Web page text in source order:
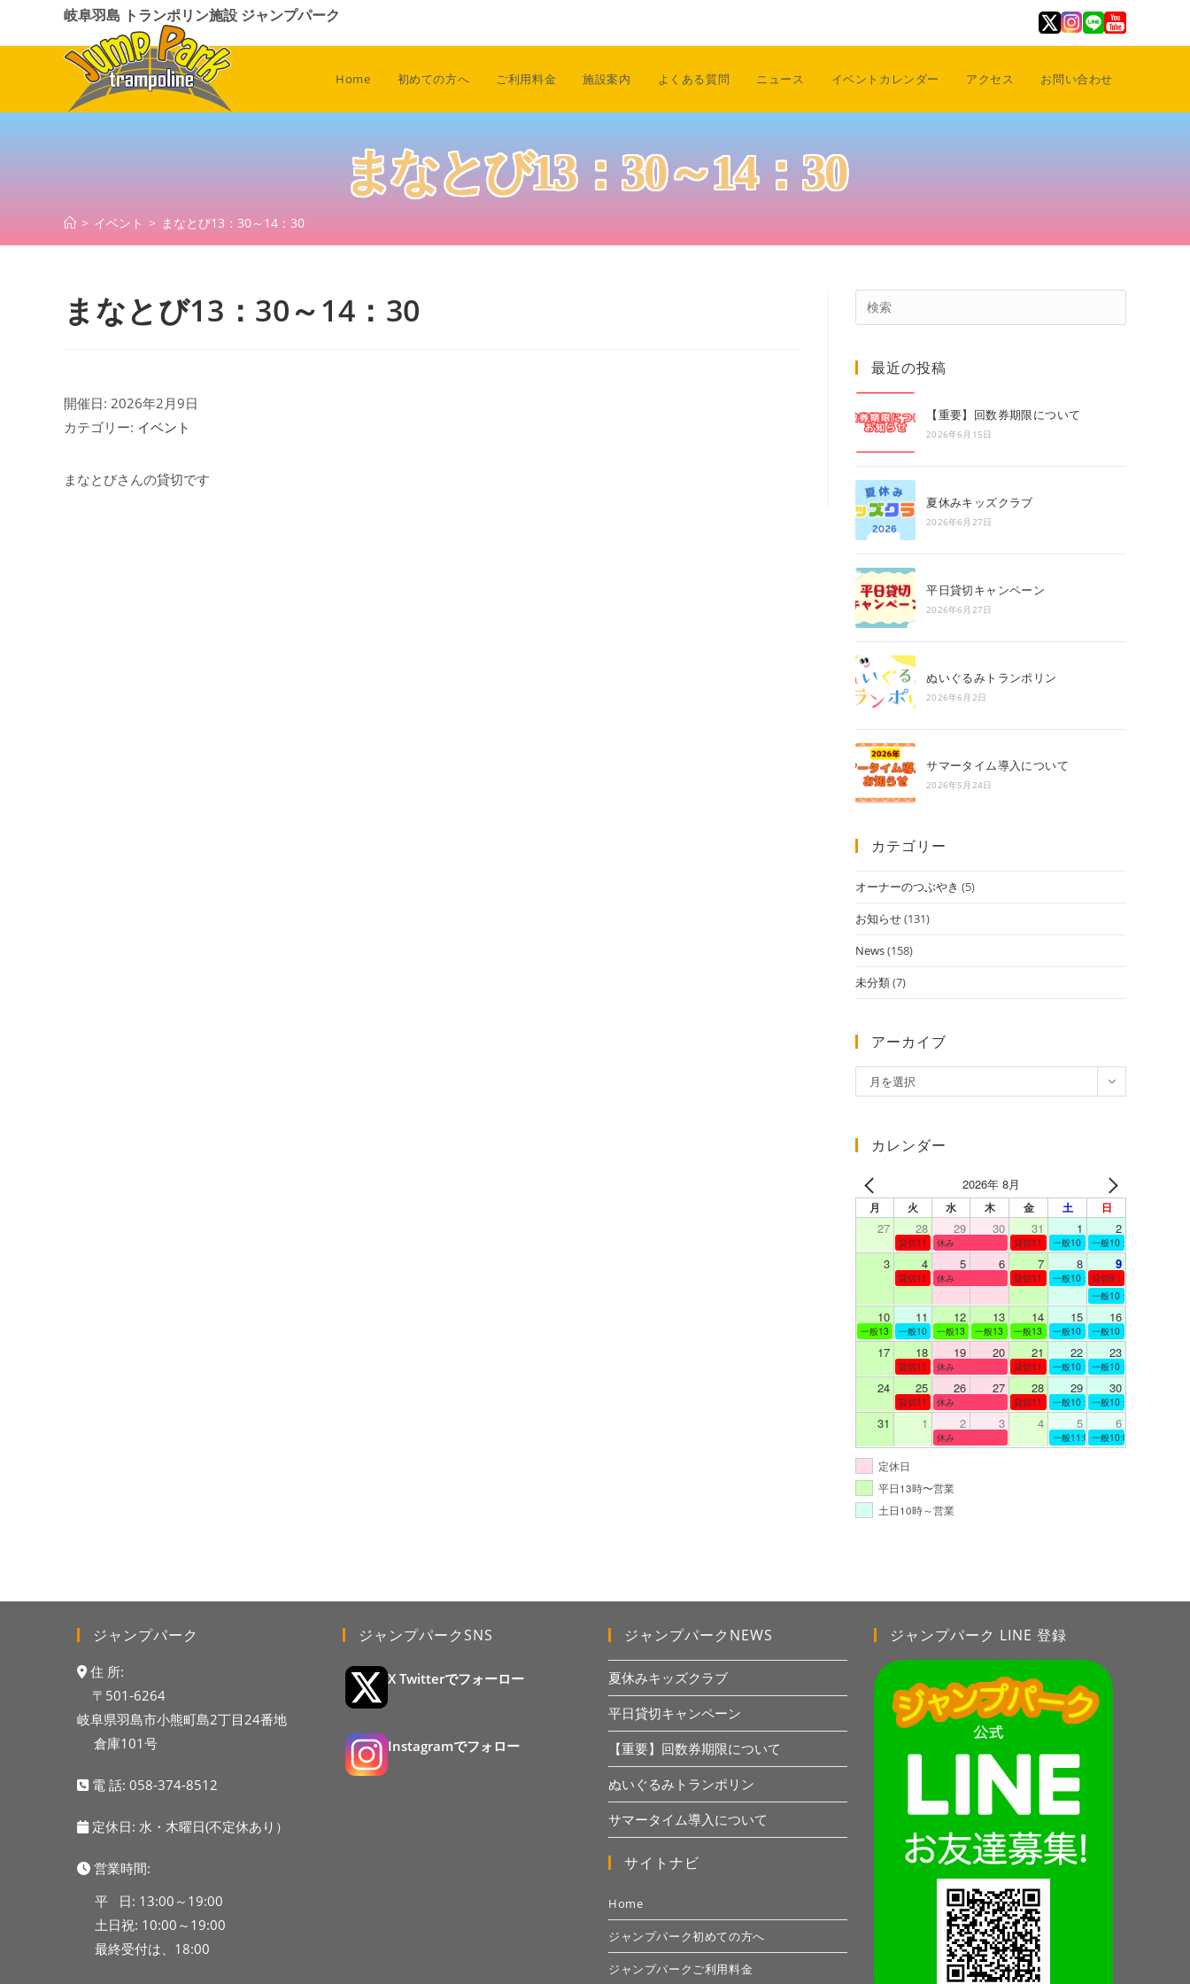
岐阜羽島 トランポリン施設 ジャンプパーク
Home 初めての方へ ご利用料金 施設案内 よくある質問 ニュース イベントカレンダー アクセス お問い合わせ
まなとび13：30～14：30
> イベント > まなとび13：30～14：30
まなとび13：30～14：30
開催日: 2026年2月9日
カテゴリー: イベント
まなとびさんの貸切です
Escape
最近の投稿
【重要】回数券期限について
2026年6月15日
夏休みキッズクラブ
2026年6月27日
平日貸切キャンペーン
2026年6月27日
ぬいぐるみトランポリン
2026年6月2日
サマータイム導入について
2026年5月24日
カテゴリー
オーナーのつぶやき (5)
お知らせ(131)
News(158)
未分類(7)
アーカイブ
ー
イ
月を選択
カレンダー
2026年 8月
月 火 水 木 金 土 日
27 28 29 30 31 1 2
貸切11：00～12：00
休み 貸切11：00～12：00
一般10：00～19：00一般10：00～19：00
3 4 5 6 7 8 9
貸切11：00～12：00
休み 貸切11：00～12：00
一般10：00～19：00
貸切9：00～10：00
一般10：00～19：00
10 11 12 13 14 15 16
一般13：00～19：00
一般10：00～19：00
一般13：00～19：00
一般13：00～19：00
一般13：00～19：00
一般10：00～19：00一般10：00～19：00
17 18 19 20 21 22 23
貸切11：00～12：00
休み 貸切11：00～13：00
一般10：00～19：00一般10：00～19：00
24 25 26 27 28 29 30
貸切11：00～12：00
休み 貸切11：00～12：00
一般10：00～19：00一般10：00～19：00
31 1 2 3 4 5 6
休み 一般11:00～19:00一般10:00～19:00
定休日
平日13時〜営業
土日10時～営業
ジャンプパーク
住 所:
〒501-6264
岐阜県羽島市小熊町島2丁目24番地
倉庫101号
電 話: 058-374-8512
定休日: 水・木曜日(不定休あり）
営業時間:
平 日: 13:00～19:00
土日祝: 10:00～19:00
最終受付は、18:00
ジャンプパークSNS
X Twitterでフォーロー
Instagramでフォロー
ジャンプパークNEWS
夏休みキッズクラブ
平日貸切キャンペーン
【重要】回数券期限について
ぬいぐるみトランポリン
サマータイム導入について
サイトナビ
Home
ジャンプパーク初めての方へ
ジャンプパークご利用料金
ジャンプパーク LINE 登録